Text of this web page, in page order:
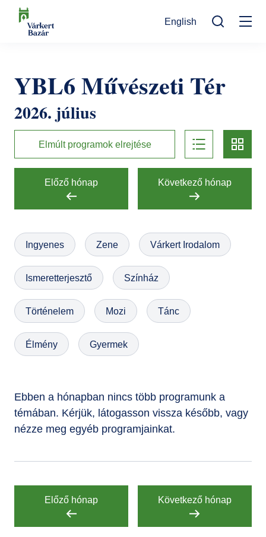
Ugrás
English
Kulturális események
Kiállítások
Múzeumpedagógia
Látogatóknak
Aktualitások
Rólunk
Helyszínek
Ajándékbolt
Házirend
GYIK
Kapcsolat
Elérhetőség
Megközelítés
Nyitvatartás
Helyszínbérlés
Jegyvásárlás
Online jegyek
Ajándékutalvány
YBL6 Művészeti Tér
2026. július
Elmúlt programok elrejtése
list card
Előző hónap Következő hónap
Ingyenes Zene Várkert Irodalom
Ismeretterjesztő Színház
Történelem Mozi Tánc
Élmény Gyermek
Ebben a hónapban nincs több programunk a
témában. Kérjük, látogasson vissza később, vagy
nézze meg egyéb programjainkat.
Előző hónap Következő hónap